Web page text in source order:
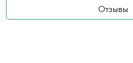
Отзывы